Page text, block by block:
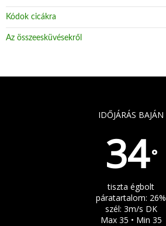
Kódok cicákra
Az összeesküvésekről
IDŐJÁRÁS BAJÁN
34°
tiszta égbolt
páratartalom: 26%
szél: 3m/s DK
Max 35 • Min 35